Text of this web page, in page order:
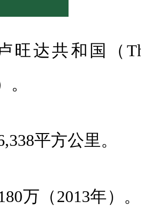
旺达共和国（
。
平方公里。
万（2013年）